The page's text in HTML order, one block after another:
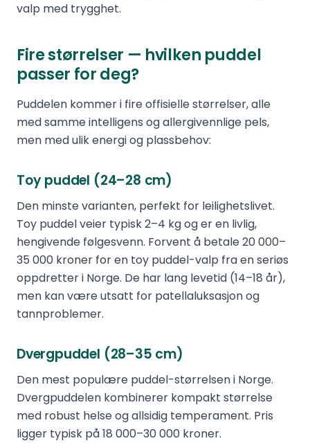
valp med trygghet.
Fire størrelser — hvilken puddel
passer for deg?
Puddelen kommer i fire offisielle størrelser, alle
med samme intelligens og allergivennlige pels,
men med ulik energi og plassbehov:
Toy puddel (24–28 cm)
Den minste varianten, perfekt for leilighetslivet.
Toy puddel veier typisk 2–4 kg og er en livlig,
hengivende følgesvenn. Forvent å betale 20 000–
35 000 kroner for en toy puddel-valp fra en seriøs
oppdretter i Norge. De har lang levetid (14–18 år),
men kan være utsatt for patellaluksasjon og
tannproblemer.
Dvergpuddel (28–35 cm)
Den mest populære puddel-størrelsen i Norge.
Dvergpuddelen kombinerer kompakt størrelse
med robust helse og allsidig temperament. Pris
ligger typisk på 18 000–30 000 kroner.